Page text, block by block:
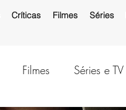
Críticas Filmes Séries
Filmes Séries e TV